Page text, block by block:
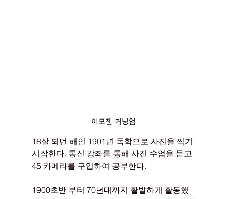
이모젠 커닝엄
18살 되던 해인 1901년 독학으로 사진을 찍기
시작한다. 통신 강좌를 통해 사진 수업을 듣고
45 카메라를 구입하여 공부한다.
1900초반 부터 70년대까지 활발하게 활동했